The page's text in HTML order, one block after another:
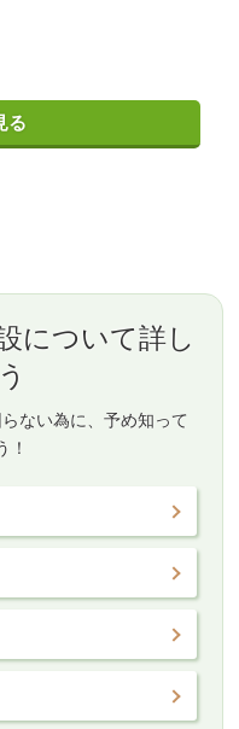
る
について詳し
ない為に、予め知って
！